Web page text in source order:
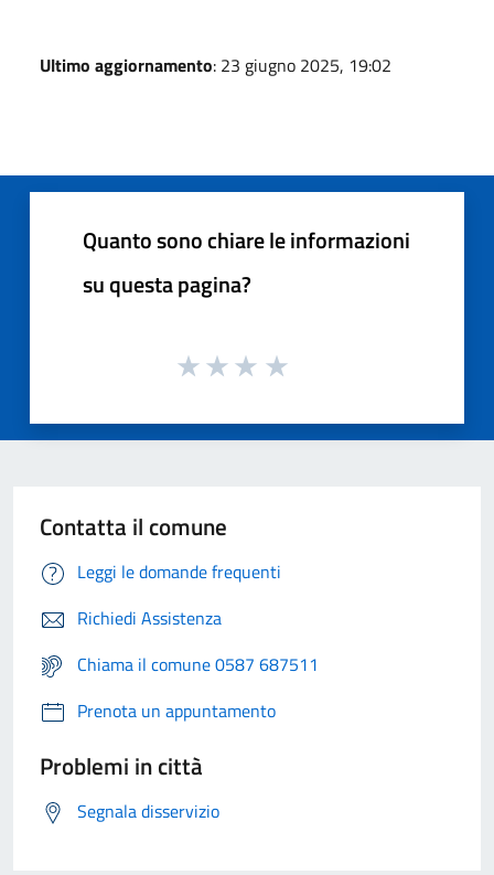
Ultimo aggiornamento: 23 giugno 2025, 19:02
Quanto sono chiare le informazioni
su questa pagina?
Contatta il comune
Leggi le domande frequenti
Richiedi Assistenza
Chiama il comune 0587 687511
Prenota un appuntamento
Problemi in città
Segnala disservizio